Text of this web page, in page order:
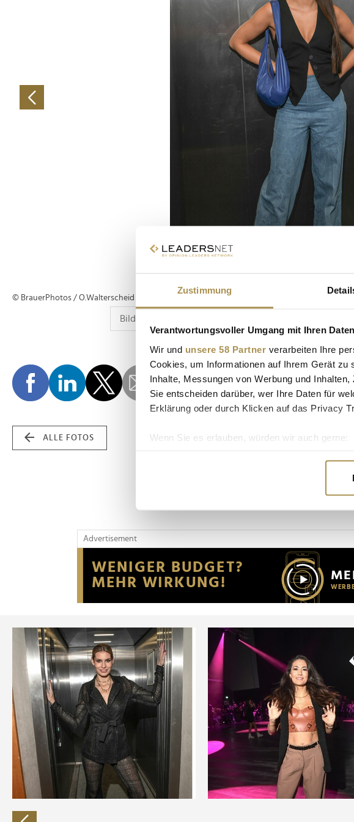
Zustimmung
Verantwortungsvoller Umgang mit Ihren Daten
Wir und unsere 58 Partner verarbeiten Ihre
Cookies, um Informationen auf Ihrem Gerät zu
Inhalte, Messungen von Werbung und
Sie entscheiden darüber, wer Ihre Daten für
Erklärung oder durch Klicken auf das Privacy
Wenn Sie es erlauben, würden wir auch gerne:
Erfahren Sie mehr darüber, wie Ihre
Wir verwenden Cookies, um Inhalte und
Website an unsere Partner für soziale Medien,
möglicherweise mit weiteren Daten
der Dienste gesammelt haben.
© BrauerPhotos / O.Walterscheid
ALLE FOTOS
Advertisement